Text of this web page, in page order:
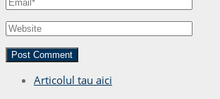
Articolul tau aici